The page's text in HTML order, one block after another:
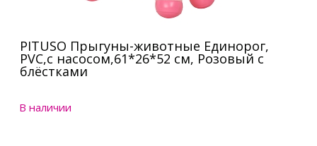
PITUSO Прыгуны-животные Единорог,
PVC,с насосом,61*26*52 см, Розовый с
блёстками
В наличии